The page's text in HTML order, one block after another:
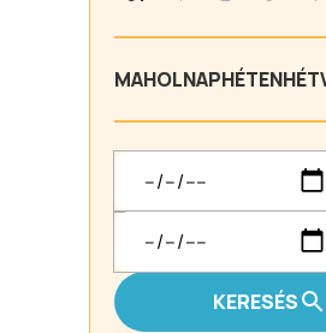
MAHOLNAPHÉTEN
KERESÉS